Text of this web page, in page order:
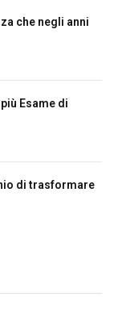
che negli anni
Esame di
di trasformare